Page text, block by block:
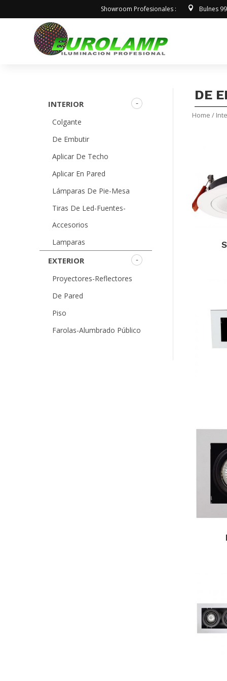
Showroom Profesionales : Bulnes
INTERIOR
Colgante
De Embutir
Aplicar De Techo
Aplicar En Pared
Lámparas De Pie-Mesa
Tiras De Led-Fuentes-
Accesorios
Lamparas
EXTERIOR
Proyectores-Reflectores
De Pared
Piso
Farolas-Alumbrado Público
DE
Home /